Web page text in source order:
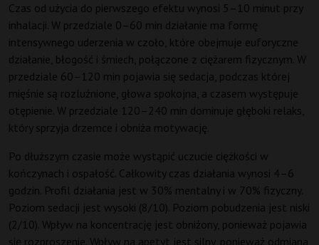
Czas od użycia do pierwszego efektu wynosi 5–10 minut przy
inhalacji. W przedziale 0–60 min działanie ma formę
intensywnego uderzenia w czoło, które obejmuje euforyczne
działanie, błogość i śmiech, połączone z ciężarem fizycznym. W
przedziale 60–120 min pojawia się sedacja, podczas której
mięśnie są rozluźnione, głowa spokojna, a czasem występuje
otępienie. W przedziale 120–240 min dominuje głęboki relaks,
który sprzyja drzemce i obniża motywację.
Po dłuższym czasie może wystąpić uczucie ciężkości w
kończynach i ospałość. Całkowity czas działania wynosi 4–6
godzin. Profil działania jest w 30% mentalny i w 70% fizyczny.
Poziom sedacji jest wysoki (8/10). Poziom pobudzenia jest niski
(2/10). Wpływ na koncentrację jest obniżony, ponieważ pojawia
się rozproszenie. Wpływ na apetyt jest silny, ponieważ odmiana